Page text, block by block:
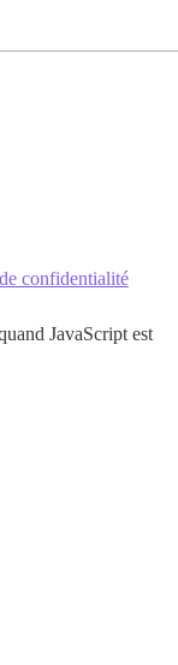
confidentialité
JavaScript est